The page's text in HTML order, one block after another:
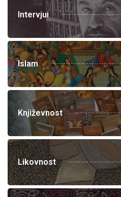
Intervjui
Islam
Književnost
Likovnost